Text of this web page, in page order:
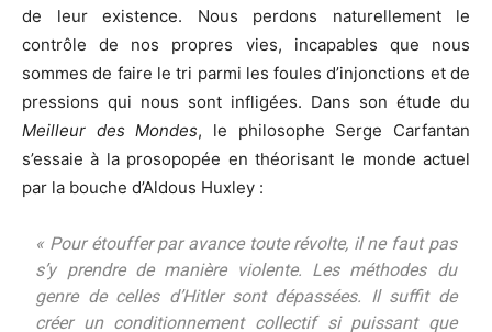
de leur existence. Nous perdons naturellement le
contrôle de nos propres vies, incapables que nous
sommes de faire le tri parmi les foules d’injonctions et de
pressions qui nous sont infligées. Dans son étude du
Meilleur des Mondes, le philosophe Serge Carfantan
s’essaie à la prosopopée en théorisant le monde actuel
par la bouche d’Aldous Huxley :
« Pour étouffer par avance toute révolte, il ne faut pas
s’y prendre de manière violente. Les méthodes du
genre de celles d’Hitler sont dépassées. Il suffit de
créer un conditionnement collectif si puissant que